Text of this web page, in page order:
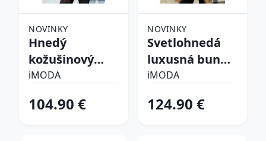
NOVINKY
Hnedý
kožušinový
kabát CHOCO
iMODA
104.90 €
NOVINKY
Svetlohnedá
luxusná bunda
s kožušinou
iMODA
124.90 €